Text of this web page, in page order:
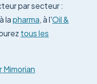
par secteur :
lapharma, à l'Oil &
tous les
Mimorian